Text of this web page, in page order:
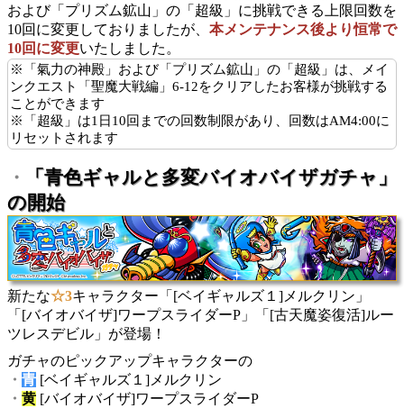
および「プリズム鉱山」の「超級」に挑戦できる上限回数を
10回に変更しておりましたが、 本メンテナンス後より恒常で
10回に変更いたしました。
※「氣力の神殿」および「プリズム鉱山」の「超級」は、メイ
ンクエスト「聖魔大戦編」6-12をクリアしたお客様が挑戦する
ことができます
※「超級」は1日10回までの回数制限があり、回数はAM4:00に
リセットされます
・
「青色ギャルと多変バイオバイザガチャ」
の開始
新たな☆3キャラクター「[ベイギャルズ１]メルクリン」
「[バイオバイザ]ワープスライダーP」「[古天魔姿復活]ルー
ツレスデビル」が登場！
ガチャのピックアップキャラクターの
・ 青 [ベイギャルズ１]メルクリン
・ 黄 [バイオバイザ]ワープスライダーP